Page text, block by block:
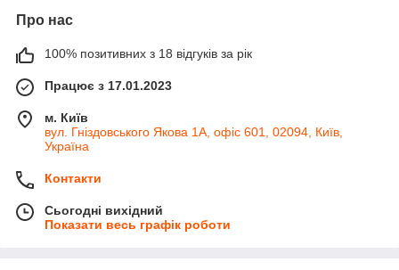
Про нас
100% позитивних з 18 відгуків за рік
Працює з 17.01.2023
м. Київ
вул. Гніздовського Якова 1А, офіс 601, 02094, Київ,
Україна
Контакти
Сьогодні вихідний
Показати весь графік роботи